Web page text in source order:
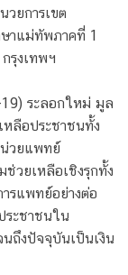
ยการเขต
าแม่ทัพภาคที่ 1
รุงเทพฯ
19) ระลอกใหม่ มูล
หลือประชาชนทั้ง
น่วยแพทย์
วยเหลือเชิงรุกทั้ง
รแพทย์อย่างต่อ
ระชาชนใน
ถึงปัจจุบันเป็นเงิน